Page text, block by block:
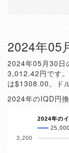
2024年05
2024年05月30日
3,012.42円です
は$1308.00。ド
2024年のIQD円
2024年の
3,200